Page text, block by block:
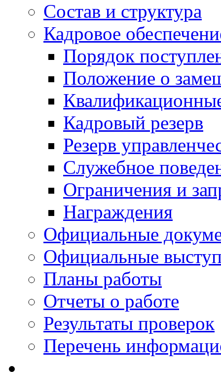
Состав и структура
Кадровое
Порядок
Положение о
Кадровый резерв
Резерв
Служебное
Ограничения и
Награждения
Официальные
Официальные
Планы работы
Отчеты о работе
Результаты проверок
Перечень